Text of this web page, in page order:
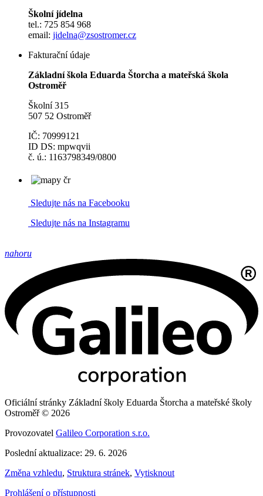
Školní jídelna
tel.: 725 854 968
email: jidelna@zsostromer.cz
Fakturační údaje
Základní škola Eduarda Štorcha a mateřská škola
Ostroměř
Školní 315
507 52 Ostroměř
IČ: 70999121
ID DS: mpwqvii
č. ú.: 1163798349/0800
Sledujte nás na Facebooku
Sledujte nás na Instagramu
nahoru
Oficiální stránky Základní školy Eduarda Štorcha a mateřské školy
Ostroměř © 2026
Provozovatel Galileo Corporation s.r.o.
Poslední aktualizace: 29. 6. 2026
Změna vzhledu, Struktura stránek, Vytisknout
Prohlášení o přístupnosti